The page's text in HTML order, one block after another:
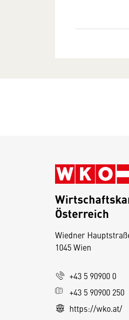
Österreich
Wiedner
1045 Wien
+43 5 90900 0
+43 5 90900 250
https://wko.at/